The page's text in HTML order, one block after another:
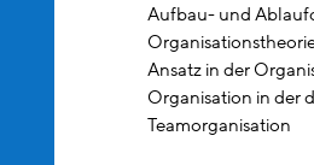
Aufbau- und
Ansatz in der
Organisation in der
Teamorganisation